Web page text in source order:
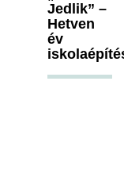
Jedlik” –
Hetven
év